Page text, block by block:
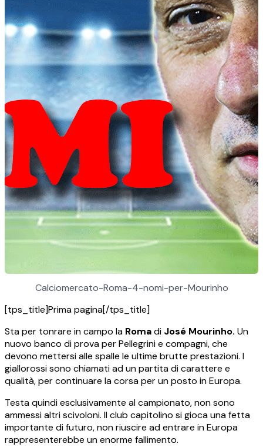
Calciomercato-Roma-4-nomi-per-Mourinho
[tps_title]Prima pagina[/tps_title]
Sta per tonrare in campo la Romadi José Mourinho. Un
nuovo banco di prova per Pellegrini e compagni, che
devono mettersi alle spalle le ultime brutte prestazioni. I
giallorossi sono chiamati ad un partita di carattere e
qualità, per continuare la corsa per un posto in Europa.
Testa quindi esclusivamente al campionato, non sono
ammessi altri scivoloni. Il club capitolino si gioca una fetta
importante di futuro, non riuscire ad entrare in Europa
rappresenterebbe un enorme fallimento.